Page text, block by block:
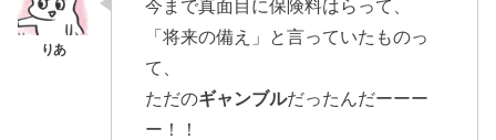
今まで真面目に保険料はらって、
「将来の備え」と言っていたものっ
て、
ただのギャンブルだったんだーーー
ー！！